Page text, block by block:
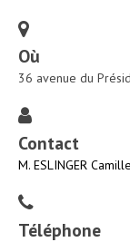
Où
36 avenue du
Contact
M. ESLINGER Camille
Téléphone